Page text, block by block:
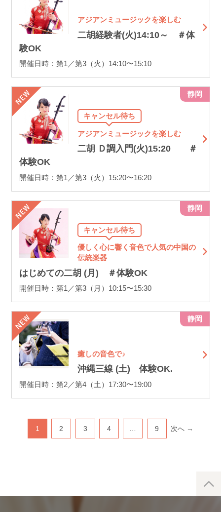
アジアンミュージックを楽しむ
二胡経験者(火)14:10～ ＃体
験OK
開催日時：第1／第3（火）14:10〜15:10
キャンセル待ち
アジアンミュージックを楽しむ
二胡 Ｄ調入門(火)15:20 ＃
体験OK
開催日時：第1／第3（火）15:20〜16:20
静岡
キャンセル待ち
優しく心に響く音色で人気の中国の
伝統楽器
はじめての二胡 (月) ＃体験OK
開催日時：第1／第3（月）10:15〜15:30
静岡
癒しの音色で♪
沖縄三線 (土) 体験OK.
開催日時：第2／第4（土）17:30〜19:00
静岡
1 2 3 4 … 9 次へ →